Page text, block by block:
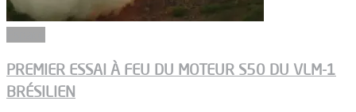
PREMIER ESSAI À FEU DU MOTEUR S50 DU VLM-1
BRÉSILIEN